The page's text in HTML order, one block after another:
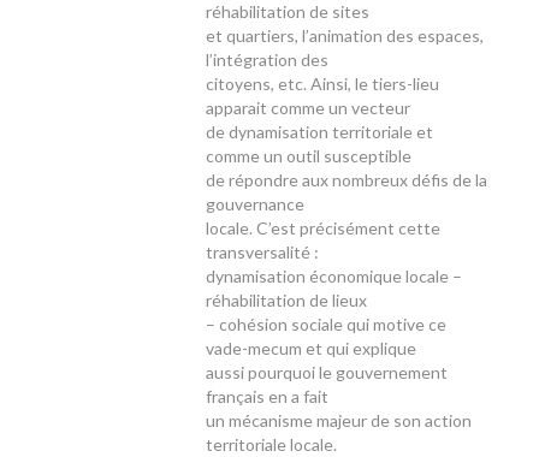
réhabilitation de sites
et quartiers, l’animation des espaces,
l’intégration des
citoyens, etc. Ainsi, le tiers-lieu
apparait comme un vecteur
de dynamisation territoriale et
comme un outil susceptible
de répondre aux nombreux défis de la
gouvernance
locale. C’est précisément cette
transversalité :
dynamisation économique locale –
réhabilitation de lieux
– cohésion sociale qui motive ce
vade-mecum et qui explique
aussi pourquoi le gouvernement
français en a fait
un mécanisme majeur de son action
territoriale locale.